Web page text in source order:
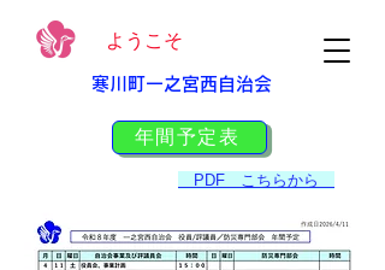
ようこそ
寒川町一之宮西自治会
年間予定表
PDF こちらから